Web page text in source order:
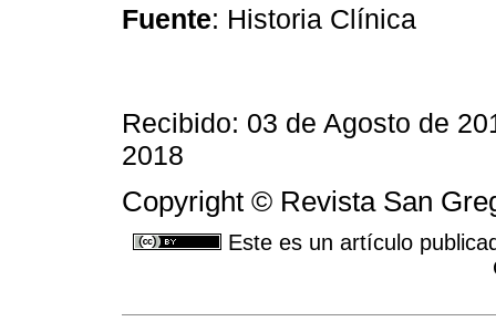
Fuente: Historia Clínica
Recibido: 03 de Agosto de
2018
Copyright © Revista San
Este es un artículo